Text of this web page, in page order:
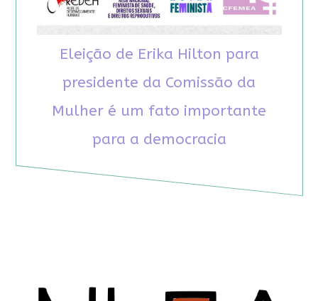
Eleição de Erika Hilton para
presidente da Comissão da
Mulher é um fato importante
para a democracia